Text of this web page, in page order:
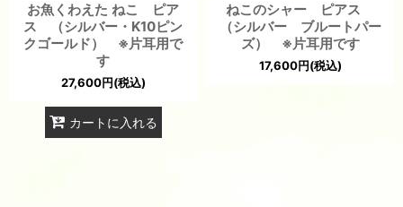
お魚くわえた ねこ ピア
ス （シルバー・K10ピン
クゴールド） ※片耳用で
す
27,600円(税込)
カートに入れる
ねこのシャー ピアス
（シルバー ブルートパー
ズ） ※片耳用です
17,600円(税込)